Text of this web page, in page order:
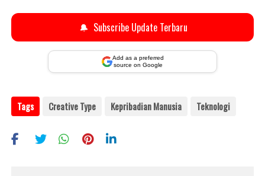
🔔 Subscribe Update Terbaru
Add as a preferred
source on Google
Tags Creative Type Kepribadian Manusia Teknologi